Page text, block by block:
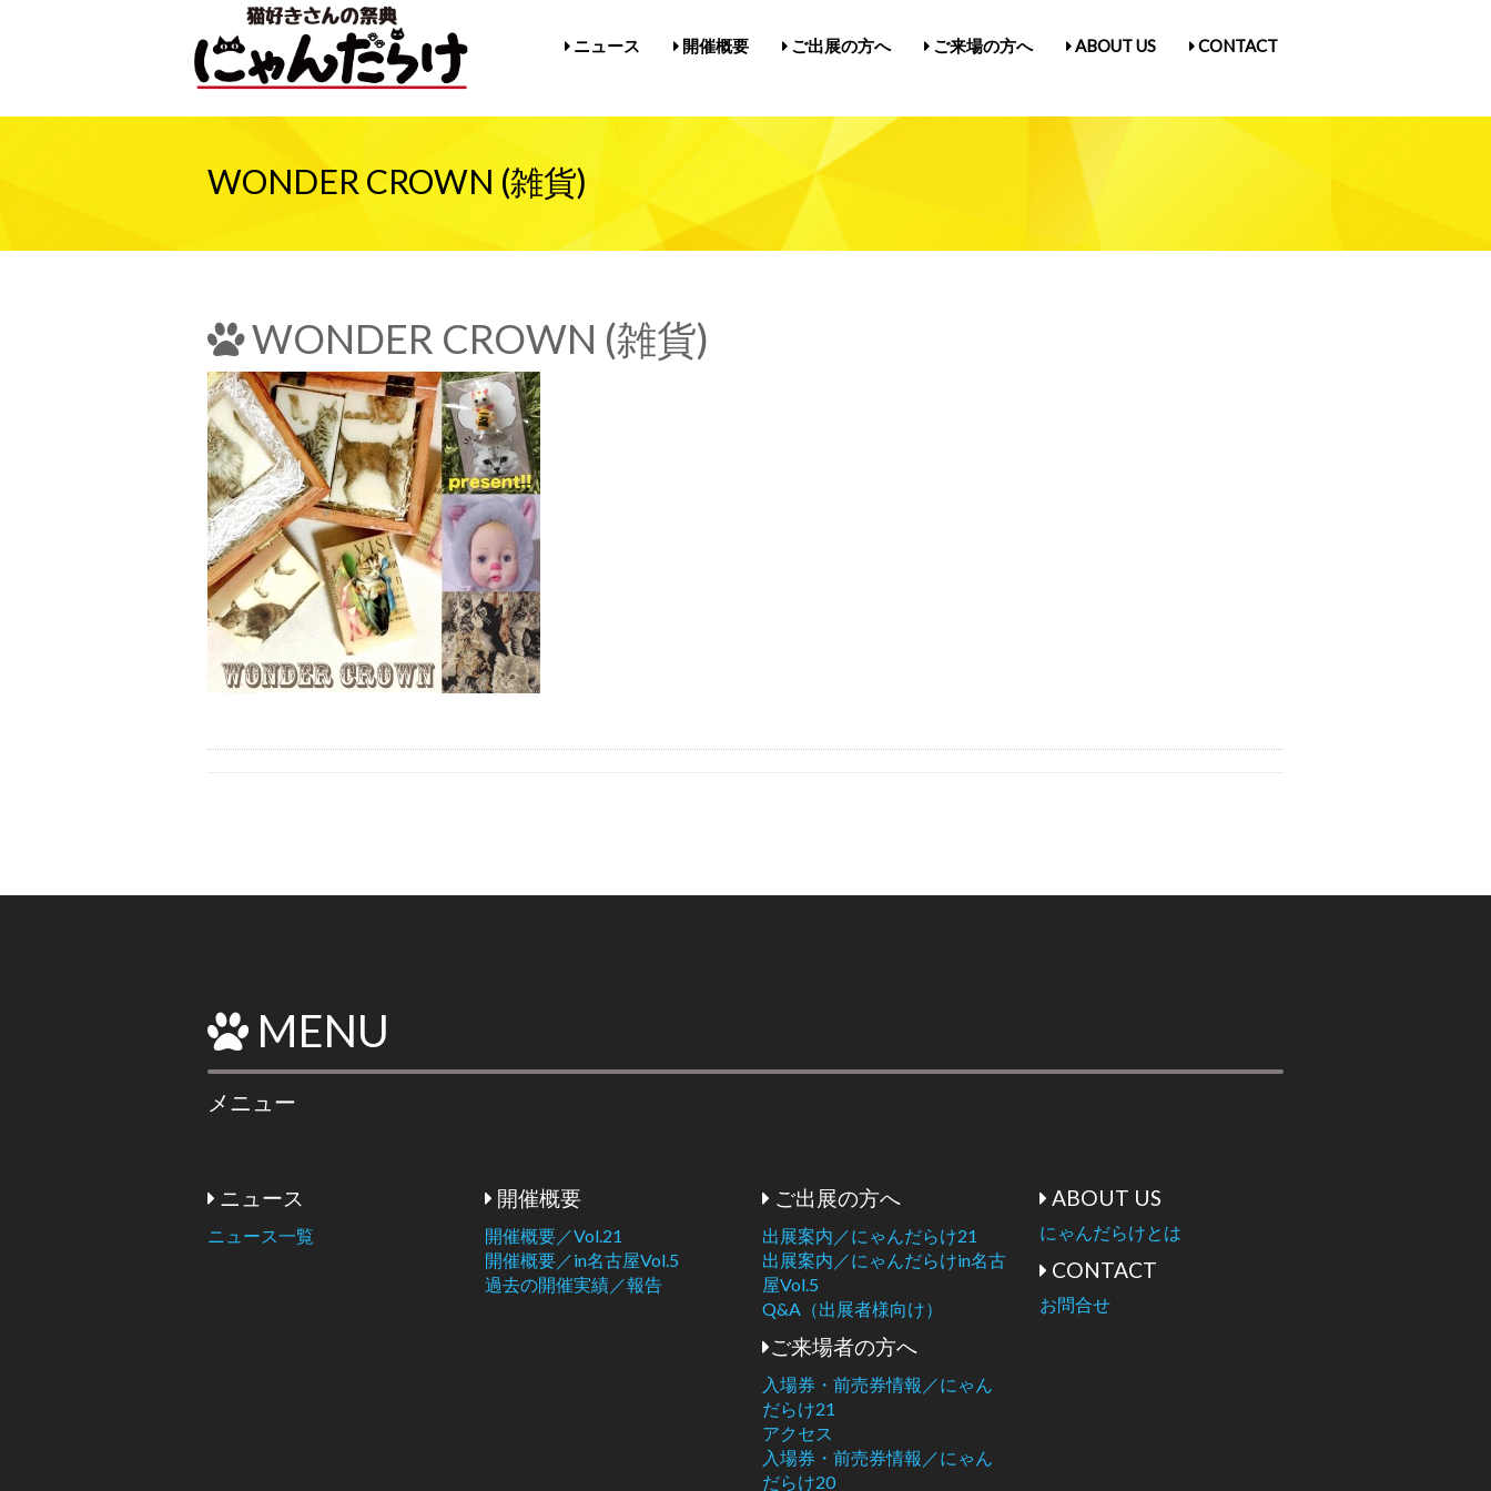
ニュース 開催概要 ご出展の方へ ご来場の方へ ABOUT US CONTACT
WONDER CROWN (雑貨)
WONDER CROWN (雑貨)
MENU
メニュー
ニュース
ニュース一覧
開催概要
開催概要／Vol.21
開催概要／in名古屋Vol.5
過去の開催実績／報告
ご出展の方へ
出展案内／にゃんだらけ21
出展案内／にゃんだらけin名古
屋Vol.5
Q&A（出展者様向け）
ご来場者の方へ
入場券・前売券情報／にゃん
だらけ21
アクセス
入場券・前売券情報／にゃん
だらけ20
ABOUT US
にゃんだらけとは
CONTACT
お問合せ